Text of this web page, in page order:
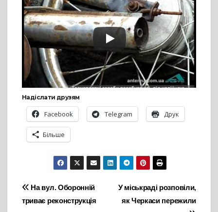
Надіслати друзям
Facebook Telegram Друк
Більше
Навігація
У міськраді розповіли,
як Черкаси пережили
На вул. Оборонній
триває реконструкція